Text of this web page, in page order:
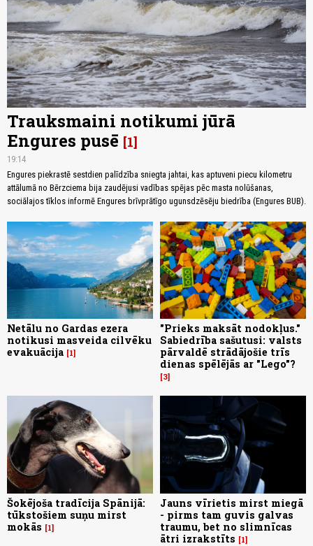
Trauksmaini notikumi jūrā
Engures pusē 1
19:14
Engures piekrastē sestdien palīdzība sniegta jahtai, kas aptuveni piecu kilometru
attālumā no Bērzciema bija zaudējusi vadības spējas pēc masta nolūšanas,
sociālajos tīklos informē Engures brīvprātīgo ugunsdzēsēju biedrība (Engures BUB).
Netālu no Gardas ezera
notikusi masveida cilvēku
evakuācija 1
"Prieks maksāt nodokļus."
Sabiedrība sašutusi: valsts
pārvaldē strādājošie trīs
dienas spēlējās ar "Lego"?
3
Šokējoša tradīcija Spānijā:
tūkstošiem suņu mirst
mokās
1
Jauns vīrietis mirst miegā
- pirms tam guvis galvas
traumu, bet no slimnīcas
ātri izrakstīts
1